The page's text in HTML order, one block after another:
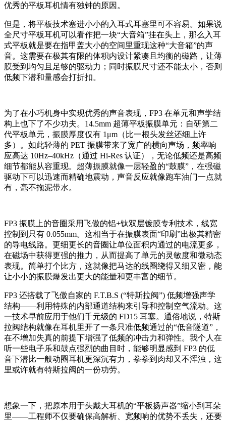
优秀的平板耳机情有独钟的原因。
但是，将平板技术塞进小小的入耳式耳塞里可不容易。如果说
全尺寸平板耳机可以看作把一块“大音箱”挂在头上，那么入耳
式平板就是要在指甲盖大小的空间里重现这种“大音箱”的声
音。这需要在极其有限的体积内设计紧凑且均衡的磁路，让薄
膜受到均匀且足够的驱动力；同时振膜尺寸还不能太小，否则
低频下潜和量感会打折扣。
为了在小巧机身中实现优秀的声音表现，FP3 在单元和声学结
构上也下了不少功夫。14.5mm 超薄平板振膜单元：自研第二
代平板单元，振膜厚度仅有 1μm（比一根头发丝还细上许
多）。如此轻薄的 PET 振膜带来了宽广的横向声场，频率响
应高达 10Hz–40kHz（通过 Hi-Res 认证），无论低频还是高频
细节都能从容重现。超薄振膜就像一层轻盈的“鼓膜”，在强磁
驱动下可以迅速而精确地震动，声音反应就像跑车油门一点就
有，毫不拖泥带水。
FP3 振膜上的音圈采用飞傲的铝+钛双层镀膜专利技术，线宽
控制到只有 0.055mm。这相当于在振膜表面“印刷”出极其精密
的导电线路。更细更长的音圈让单位面积内通过的电流更多，
在磁场中获得更强的推力，从而提高了单元的灵敏度和微动态
表现。简单打个比方，这就像把马达的线圈绕得又细又密，能
让小小的振膜爆发出更大的能量和更丰富的细节。
FP3 还搭载了飞傲自家的 F.T.B.S (“特斯拉阀”) 低频增强声学
结构——利用特殊的内部通道结构来引导和控制空气流动。这
一技术早前应用于他们千元级的 FD15 耳塞。通俗地说，特斯
拉阀结构就像在耳机里开了一条只准低频通过的“低音隧道”，
在不增加失真的前提下增强了低频的冲击力和弹性。我个人在
听一些电子乐和鼓点强烈的曲目时，能够明显感到 FP3 的低
音下潜比一般动圈耳机更深沉有力，拳拳到肉却又不浑浊，这
里或许就有特斯拉阀的一份功劳。
想象一下，把原本用于头戴大耳机的“平板扬声器”缩小到耳朵
里——工程师不仅要确保高解析、宽频响的优势不丢失，还要